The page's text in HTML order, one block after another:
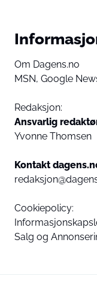
Om Dagens.no
MSN, Google
Redaksjon:
Ansvarlig
Yvonne Thomsen
Kontakt
Cookiepolicy:
Salg og